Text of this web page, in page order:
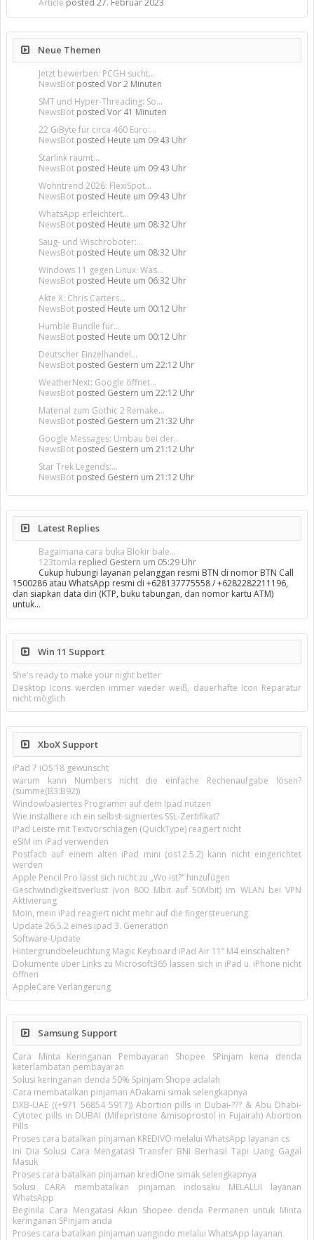
Article posted 27. Februar 2023
Neue Themen
Jetzt bewerben: PCGH sucht...
NewsBot posted Vor 2 Minuten
SMT und Hyper-Threading: So...
NewsBot posted Vor 41 Minuten
22 GiByte für circa 460 Euro:...
NewsBot posted Heute um 09:43 Uhr
Starlink räumt...
NewsBot posted Heute um 09:43 Uhr
Wohntrend 2026: FlexiSpot...
NewsBot posted Heute um 09:43 Uhr
WhatsApp erleichtert...
NewsBot posted Heute um 08:32 Uhr
Saug- und Wischroboter:...
NewsBot posted Heute um 08:32 Uhr
Windows 11 gegen Linux: Was...
NewsBot posted Heute um 06:32 Uhr
Akte X: Chris Carters...
NewsBot posted Heute um 00:12 Uhr
Humble Bundle für...
NewsBot posted Heute um 00:12 Uhr
Deutscher Einzelhandel...
NewsBot posted Gestern um 22:12 Uhr
WeatherNext: Google öffnet...
NewsBot posted Gestern um 22:12 Uhr
Material zum Gothic 2 Remake...
NewsBot posted Gestern um 21:32 Uhr
Google Messages: Umbau bei der...
NewsBot posted Gestern um 21:12 Uhr
Star Trek Legends:...
NewsBot posted Gestern um 21:12 Uhr
Latest Replies
Bagaimana cara buka Blokir bale...
123tomla replied Gestern um 05:29 Uhr
Cukup hubungi layanan pelanggan resmi BTN di nomor BTN Call
1500286 atau WhatsApp resmi di +628137775558 / +6282282211196,
dan siapkan data diri (KTP, buku tabungan, dan nomor kartu ATM)
untuk…
Win 11 Support
She's ready to make your night better
Desktop Icons werden immer wieder weiß, dauerhafte Icon Reparatur
nicht möglich
XboX Support
iPad 7 iOS 18 gewünscht
warum kann Numbers nicht die einfache Rechenaufgabe lösen?
(summe(B3:B92))
Windowbasiertes Programm auf dem Ipad nutzen
Wie installiere ich ein selbst-signiertes SSL-Zertifikat?
iPad Leiste mit Textvorschlägen (QuickType) reagiert nicht
eSIM im iPad verwenden
Postfach auf einem alten iPad mini (os12.5.2) kann nicht eingerichtet
werden
Apple Pencil Pro lässt sich nicht zu „Wo ist?“ hinzufügen
Geschwindigkeitsverlust (von 800 Mbit auf 50Mbit) im WLAN bei VPN
Aktivierung
Moin, mein iPad reagiert nicht mehr auf die fingersteuerung
Update 26.5.2 eines ipad 3. Generation
Software-Update
Hintergrundbeleuchtung Magic Keyboard iPad Air 11’’ M4 einschalten?
Dokumente über Links zu Microsoft365 lassen sich in iPad u. iPhone nicht
öffnen
AppleCare Verlängerung
Samsung Support
Cara Minta Keringanan Pembayaran Shopee SPinjam kena denda
keterlambatan pembayaran
Solusi keringanan denda 50% Spinjam Shope adalah
Cara membatalkan pinjaman ADakami simak selengkapnya
DXB-UAE ((+971 56854 5917)) Abortion pills in Dubai-??? & Abu Dhabi-
Cytotec pills in DUBAI (Mifepristone &misoprostol in Fujairah) Abortion
Pills
Proses cara batalkan pinjaman KREDIVO melalui WhatsApp layanan cs
Ini Dia Solusi Cara Mengatasi Transfer BNI Berhasil Tapi Uang Gagal
Masuk
Proses cara batalkan pinjaman krediOne simak selengkapnya
Solusi CARA membatalkan pinjaman indosaku MELALUI layanan
WhatsApp
Beginila Cara Mengatasi Akun Shopee denda Permanen untuk Minta
keringanan SPinjam anda
Proses cara batalkan pinjaman uangindo melalui WhatsApp layanan